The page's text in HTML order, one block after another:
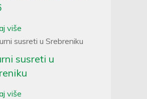
više
susreti u
više